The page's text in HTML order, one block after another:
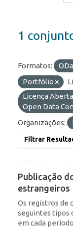
1
Formatos:
Portfólio
Licença
Open Data
Organizações:
Filtrar
Publicação
estrangeiros
Os registros de
seguintes tipos
em cada